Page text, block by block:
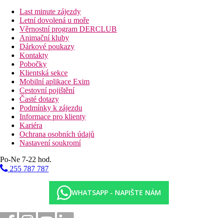
Dvoulůžkový pokoj, částečný výhled na moře
Dvoulůžkový pokoj, výhled na moře
Rodinný pokoj, Duplex:
ložnicemi.
Rodinný pokoj, Duplex, Výhled na moře:
Dvoupodlažní pokoj se 2 ložnicemi, výhled na moře.
Junior Suite, částečný výhled na moře:
oddělený od ložnice, v ložnici vířivka.
Dvoulůžkový pokoj, "výhled laguna:"
v zahradě u společného bazénu pouze pro ubytované v
těchto pokojích, přímý vstup do bazénu z terasy.
Honeymoon Dvoulůžkový pokoj:
pokoj, "výhled laguna," pokoj uzpůsobený pro
novomanželské páry.
Family Suite Laguna:
bazénu pouze pro ubytované v těchto pokojích, přímý
pokoj.
vstupní hala s recepcí
hlavní restaurace
6 restaurací s obsluhou (nutná rezervace, za poplatek)
cukrárna
Last minute zájezdy
Letní dovolená u moře
Věrnostní program DERCLUB
Animační kluby
Dárkové poukazy
Kontakty
Pobočky
Klientská sekce
Mobilní aplikace Exim
Cestovní pojištění
Časté dotazy
Podmínky k zájezdu
Informace pro klienty
Kariéra
Ochrana osobních údajů
Nastavení soukromí
Po-Ne 7-22 hod.
255 787 787
WHATSAPP - NAPIŠTE NÁM